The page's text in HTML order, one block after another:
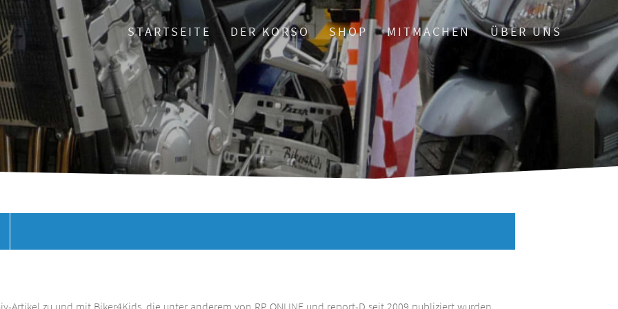
STARTSEITE DER KORSO SHOP MITMACHEN ÜBER UNS